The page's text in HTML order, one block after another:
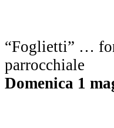
“Foglietti” …
parrocchiale
Domenica 1